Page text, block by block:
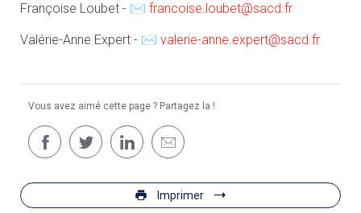
Françoise Loubet - ✉ francoise.loubet@sacd.fr
Valérie-Anne Expert - ✉ valerie-anne.expert@sacd.fr
Vous avez aimé cette page ? Partagez la !
Imprimer